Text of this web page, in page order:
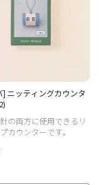
] ニッティングカウンタ
の両方に使用できるリ
カウンターです。